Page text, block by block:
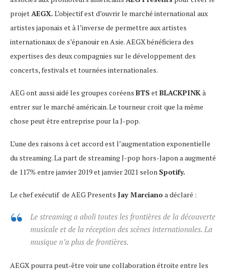
projet AEGX. L’objectif est d’ouvrir le marché international aux
artistes japonais et à l’inverse de permettre aux artistes
internationaux de s’épanouir en Asie. AEGX bénéficiera des
expertises des deux compagnies sur le développement des
concerts, festivals et tournées internationales.
AEG ont aussi aidé les groupes coréens BTS etBLACKPINK à
entrer sur le marché américain. Le tourneur croit que la même
chose peut être entreprise pour la J-pop.
L’une des raisons à cet accord est l’augmentation exponentielle
du streaming. La part de streaming J-pop hors-Japon a augmenté
de 117% entre janvier 2019 et janvier 2021 selon Spotify.
Le chef exécutif de AEG Presents Jay Marcianoa déclaré :
Le streaming a aboli toutes les frontières de la découverte
musicale et de la réception des scènes internationales. La
musique n’a plus de frontières.
AEGX pourra peut-être voir une collaboration étroite entre les